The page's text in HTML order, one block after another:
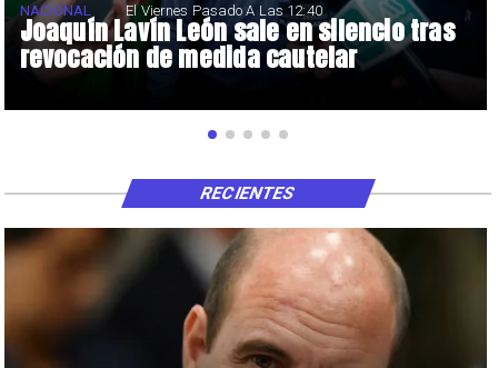
Joaquín Lavín León sale en silencio tras
revocación de medida cautelar
NACIONAL El Viernes Pasado A Las 12:40
RECIENTES